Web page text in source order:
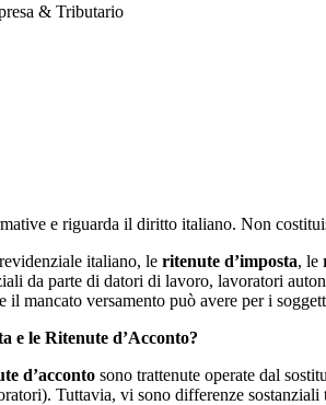
& Tributario
e riguarda il diritto italiano. Non
italiano, le ritenute d’imposta, le
da parte di datori di lavoro, lavoratori
il mancato versamento può avere per i
e le Ritenute d’Acconto?
d’acconto sono trattenute operate dal
Tuttavia, vi sono differenze sostanziali